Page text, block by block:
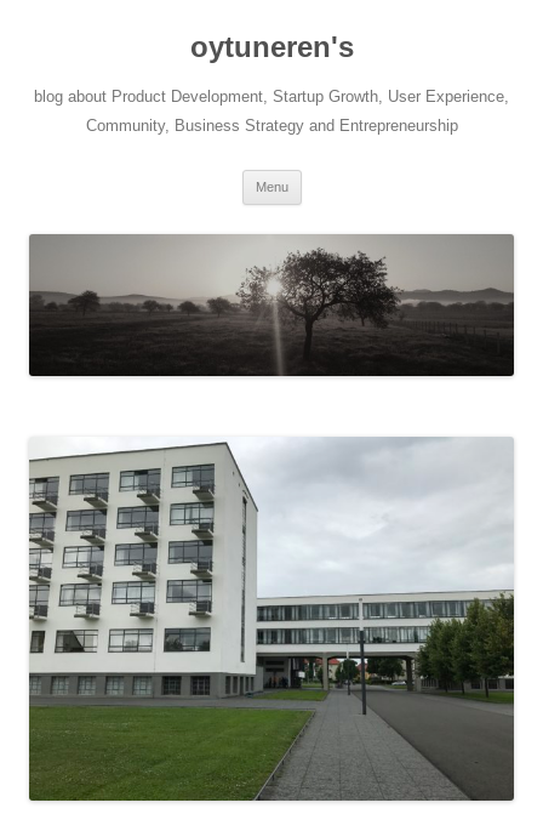
oytuneren's
blog about Product Development, Startup Growth, User Experience,
Community, Business Strategy and Entrepreneurship
Menu